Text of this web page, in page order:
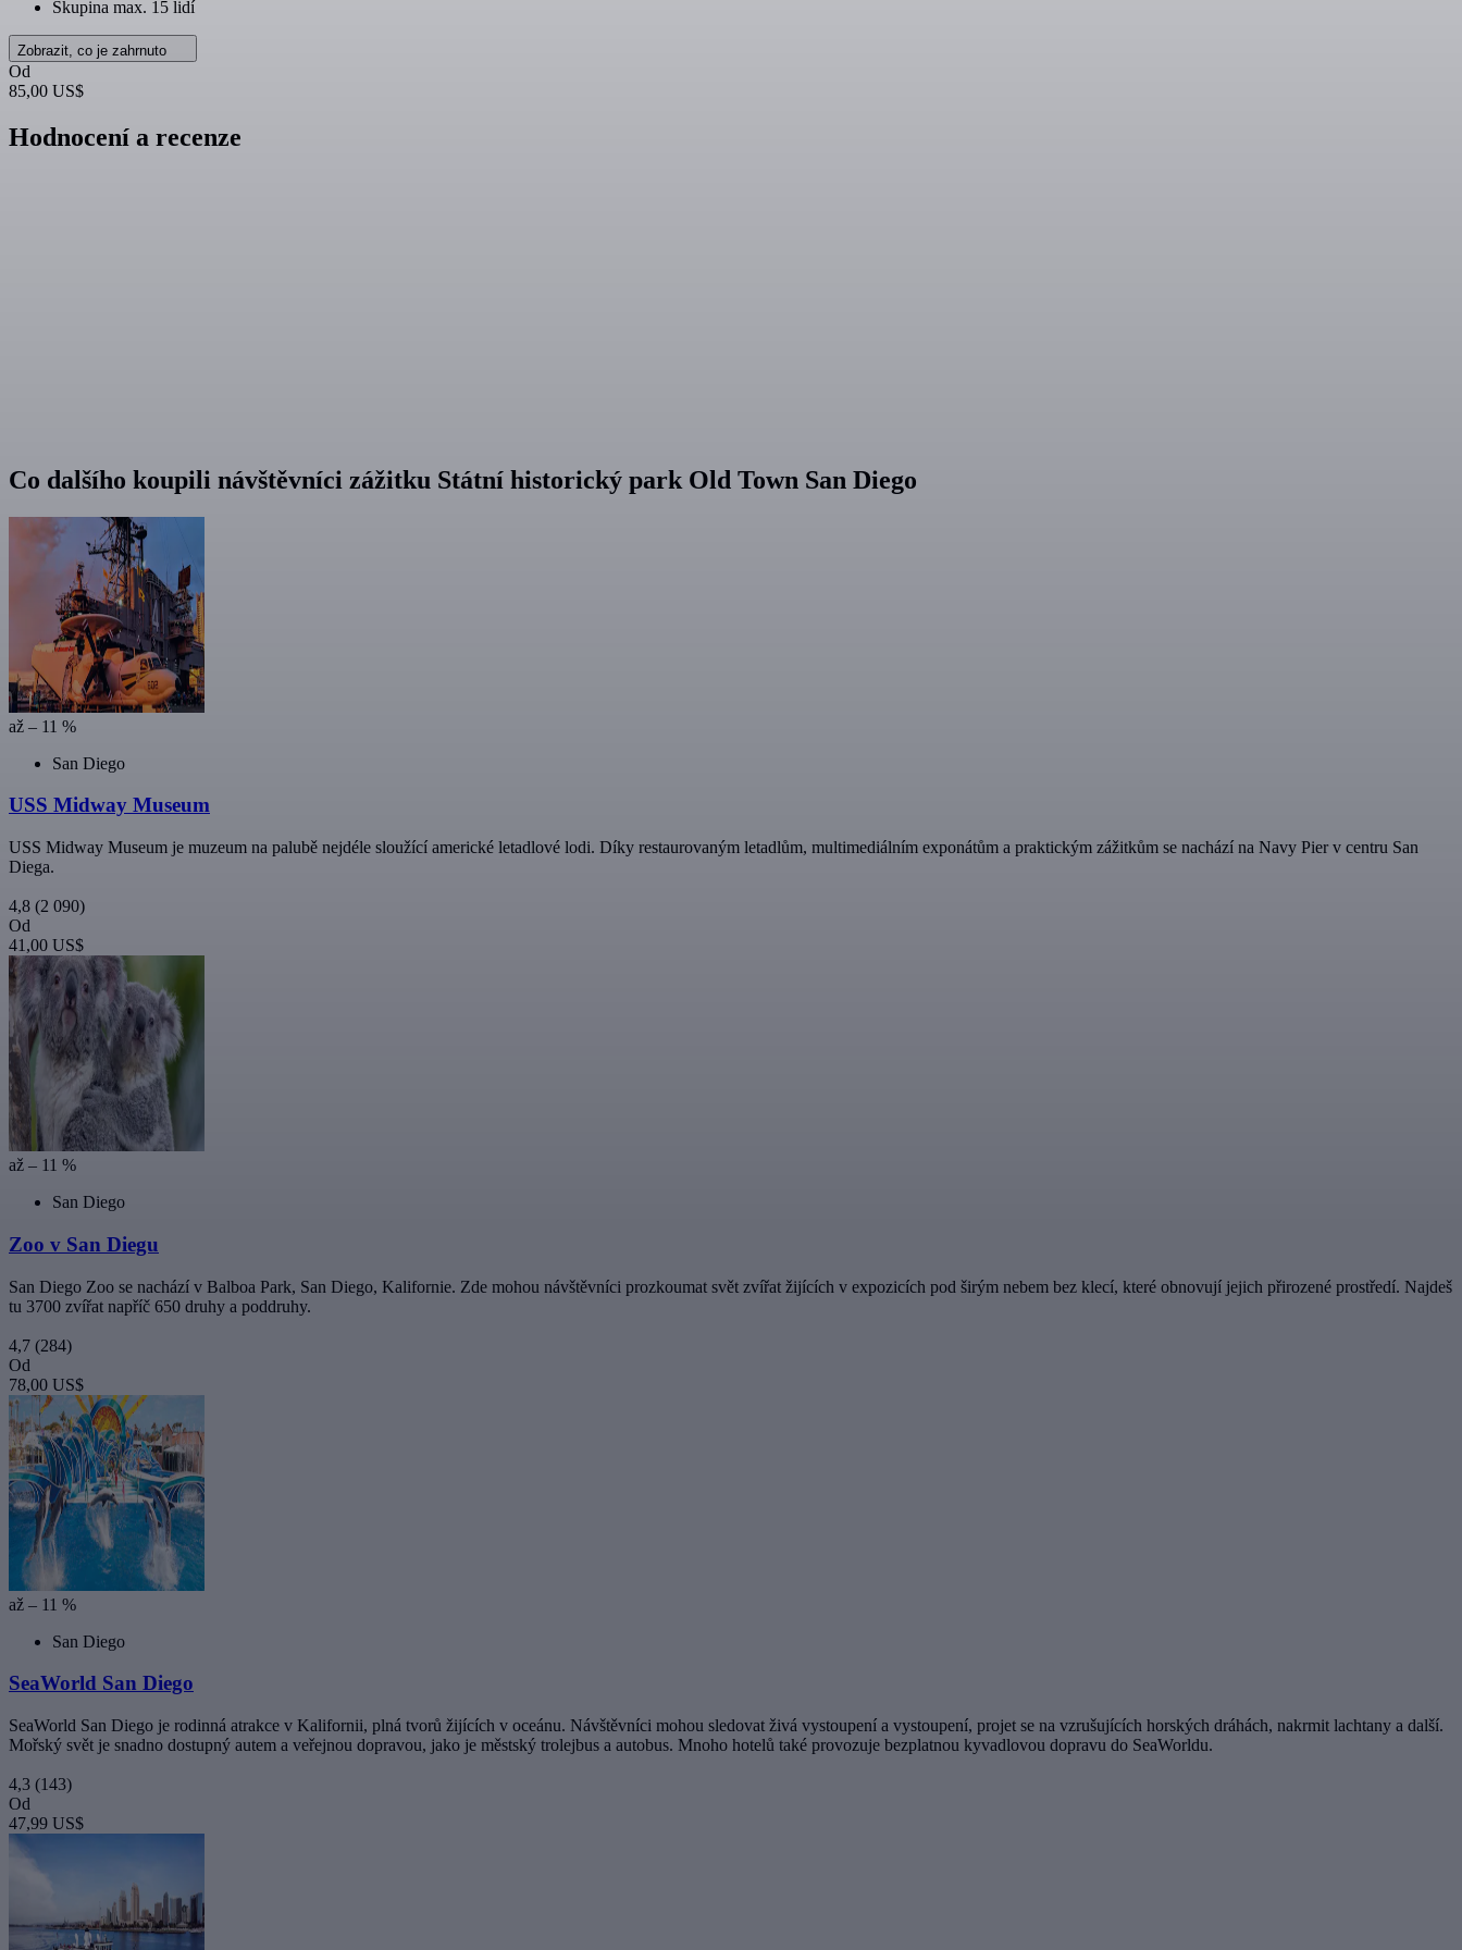
Skupina max. 15 lidí
Zobrazit, co je zahrnuto
Od
85,00 US$
Hodnocení a recenze
Co dalšího koupili návštěvníci zážitku Státní historický park Old Town San Diego
až – 11 %
San Diego
USS Midway Museum
USS Midway Museum je muzeum na palubě nejdéle sloužící americké letadlové lodi. Díky restaurovaným letadlům, multimediálním exponátům a praktickým zážitkům se nachází na Navy Pier v centru San
Diega.
4,8 (2 090)
Od
41,00 US$
až – 11 %
San Diego
Zoo v San Diegu
San Diego Zoo se nachází v Balboa Park, San Diego, Kalifornie. Zde mohou návštěvníci prozkoumat svět zvířat žijících v expozicích pod širým nebem bez klecí, které obnovují jejich přirozené prostředí. Najdeš
tu 3700 zvířat napříč 650 druhy a poddruhy.
4,7 (284)
Od
78,00 US$
až – 11 %
San Diego
SeaWorld San Diego
SeaWorld San Diego je rodinná atrakce v Kalifornii, plná tvorů žijících v oceánu. Návštěvníci mohou sledovat živá vystoupení a vystoupení, projet se na vzrušujících horských dráhách, nakrmit lachtany a další.
Mořský svět je snadno dostupný autem a veřejnou dopravou, jako je městský trolejbus a autobus. Mnoho hotelů také provozuje bezplatnou kyvadlovou dopravu do SeaWorldu.
4,3 (143)
Od
47,99 US$